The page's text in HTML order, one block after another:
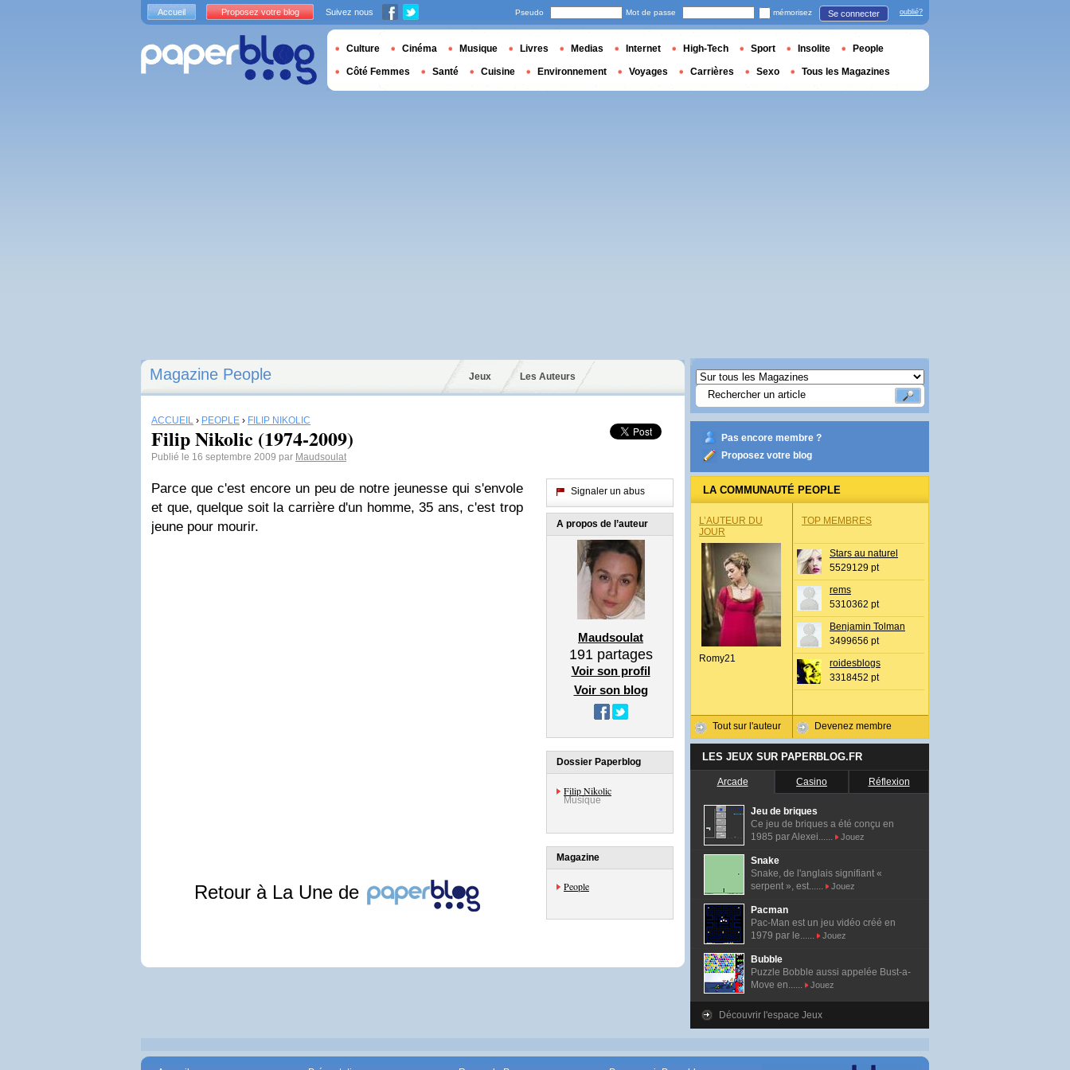
Magazine People Jeux Les Auteurs
ACCUEIL › PEOPLE › FILIP NIKOLIC
Filip Nikolic (1974-2009)
Publié le 16 septembre 2009 par Maudsoulat
Parce que c'est encore un peu de notre jeunesse qui s'envole
et que, quelque soit la carrière d'un homme, 35 ans, c'est trop
jeune pour mourir.
Retour à La Une de
Signaler un abus
A propos de l’auteur
Maudsoulat
191partages
Voir son profil
Voir son blog
Dossier Paperblog
Filip Nikolic
Musique
Magazine
People
Pas encore membre ?
Proposez votre blog
LA COMMUNAUTÉ PEOPLE
L’AUTEUR DU
JOUR
Romy21
Tout sur l'auteur
TOP MEMBRES
Stars au naturel
5529129 pt
rems
5310362 pt
Benjamin Tolman
3499656 pt
roidesblogs
3318452 pt
Devenez membre
LES JEUX SUR PAPERBLOG.FR
Arcade Casino Réflexion
Jeu de briques
Ce jeu de briques a été conçu en
1985 par Alexei......
Jouez
Snake
Snake, de l'anglais signifiant «
serpent », est......
Jouez
Pacman
Pac-Man est un jeu vidéo créé en
1979 par le......
Jouez
Bubble
Puzzle Bobble aussi appelée Bust-a-
Move en......
Jouez
Découvrir l'espace Jeux
Accueil Proposez votre blog Suivez nous Pseudo Mot de passe mémorisez Se connecter oublié?
Culture Cinéma Musique Livres Medias Internet High-Tech Sport Insolite People
Côté Femmes Santé Cuisine Environnement Voyages Carrières Sexo Tous les Magazines